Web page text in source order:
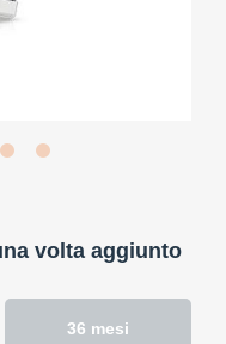
volta aggiunto
36 mesi